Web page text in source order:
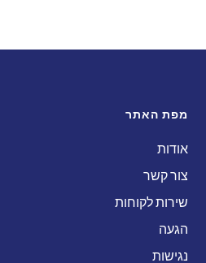
מפת האתר
אודות
צור קשר
שירות לקוחות
הגעה
נגישות